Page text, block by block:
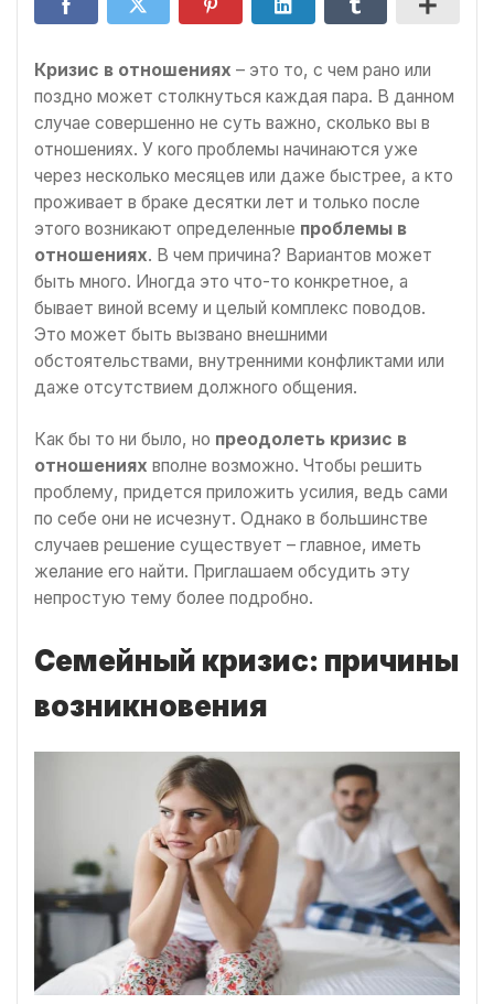
Кризис в отношениях – это то, с чем рано или
поздно может столкнуться каждая пара. В данном
случае совершенно не суть важно, сколько вы в
отношениях. У кого проблемы начинаются уже
через несколько месяцев или даже быстрее, а кто
проживает в браке десятки лет и только после
этого возникают определенные проблемы в
отношениях. В чем причина? Вариантов может
быть много. Иногда это что-то конкретное, а
бывает виной всему и целый комплекс поводов.
Это может быть вызвано внешними
обстоятельствами, внутренними конфликтами или
даже отсутствием должного общения.
Как бы то ни было, но преодолеть кризис в
отношениях вполне возможно. Чтобы решить
проблему, придется приложить усилия, ведь сами
по себе они не исчезнут. Однако в большинстве
случаев решение существует – главное, иметь
желание его найти. Приглашаем обсудить эту
непростую тему более подробно.
Семейный кризис: причины
возникновения